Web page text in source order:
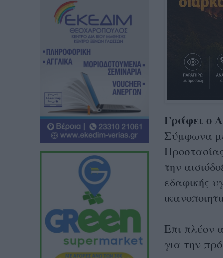
Γράφει ο
Σύμφωνα με
την
εδαφικής
Επι πλέον
για την